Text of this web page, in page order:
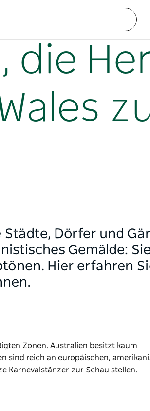
genießen
die
Dörfer und
Gemälde:
Hier erfahren
Zonen. Australien besitzt kaum
sind reich an europäischen,
Karnevalstänzer zur Schau stellen.